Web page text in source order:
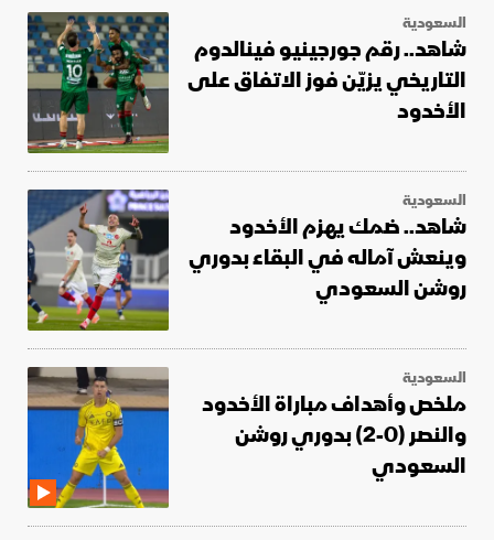
السعودية
شاهد.. رقم جورجينيو فينالدوم
التاريخي يزيّن فوز الاتفاق على
الأخدود
السعودية
شاهد.. ضمك يهزم الأخدود
وينعش آماله في البقاء بدوري
روشن السعودي
السعودية
ملخص وأهداف مباراة الأخدود
والنصر (0-2) بدوري روشن
السعودي